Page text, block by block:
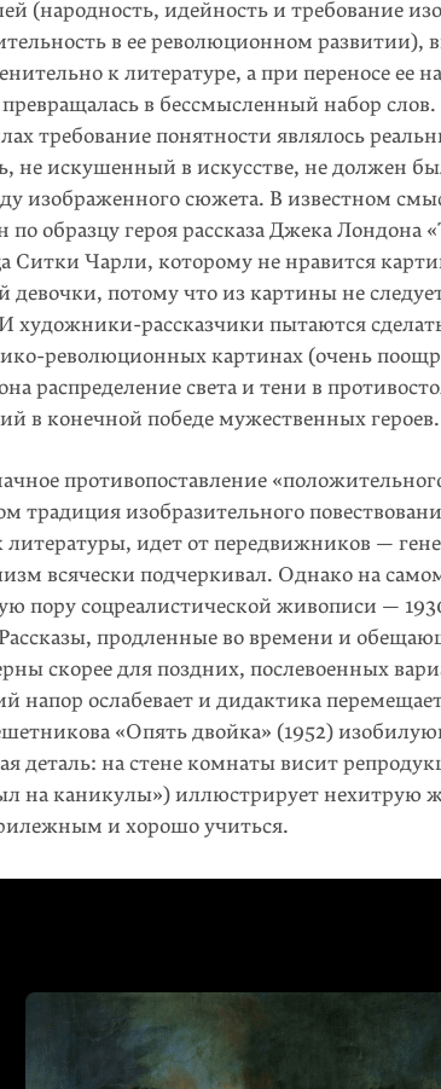
(народность, идейность и требование
в ее революционном развитии),
к литературе, а при переносе ее
превращалась в бессмысленный набор
требование понятности являлось
не искушенный в искусстве, не должен
изображенного сюжета. В известном
по образцу героя рассказа Джека
Ситки Чарли, которому не нравится
девочки, потому что из картины не
художники-рассказчики пытаются
революционных картинах (очень
распределение света и тени в
в конечной победе мужественных героев.
противопоставление
традиция изобразительного
литературы, идет от передвижников —
всячески подчеркивал. Однако на
пору соцреалистической живописи —
продленные во времени и
скорее для поздних, послевоенных
напор ослабевает и дидактика
«Опять двойка» (1952)
деталь: на стене комнаты висит
на каникулы») иллюстрирует нехитрую
и хорошо учиться.